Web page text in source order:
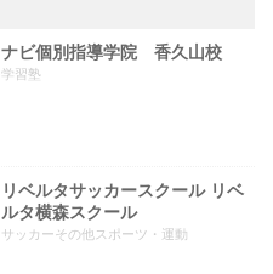
ナビ個別指導学院 香久山校
学習塾
リベルタサッカースクール リベ
ルタ横森スクール
サッカーその他スポーツ・運動